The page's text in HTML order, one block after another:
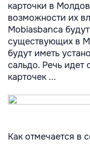
карточки в
возможности их
Mobiasbanca
существующих в
будут иметь
сальдо. Речь идет
карточек ...
Как отмечается в